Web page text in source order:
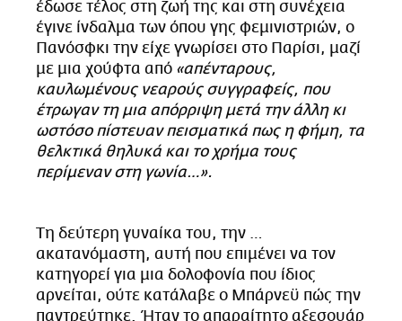
έδωσε τέλος στη ζωή της και στη συνέχεια
έγινε ίνδαλμα των όπου γης φεμινιστριών, ο
Πανόσφκι την είχε γνωρίσει στο Παρίσι, μαζί
με μια χούφτα από «απένταρους,
καυλωμένους νεαρούς συγγραφείς, που
έτρωγαν τη μια απόρριψη μετά την άλλη κι
ωστόσο πίστευαν πεισματικά πως η φήμη, τα
θελκτικά θηλυκά και το χρήμα τους
περίμεναν στη γωνία…».
Τη δεύτερη γυναίκα του, την …
ακατανόμαστη, αυτή που επιμένει να τον
κατηγορεί για μια δολοφονία που ίδιος
αρνείται, ούτε κατάλαβε ο Μπάρνεϋ πώς την
παντρεύτηκε. Ήταν το απαραίτητο αξεσουάρ